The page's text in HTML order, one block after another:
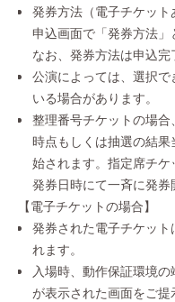
発券方法（電子チケッ
申込画面で「発券方法」
なお、発券方法は申込完
公演によっては、選択
いる場合があります。
整理番号チケットの場
時点もしくは抽選の結
始されます。指定席チ
発券日時にて一斉に発券
【電子チケットの場合】
発券された電子チケット
れます。
入場時、動作保証環境
が表示された画面をご